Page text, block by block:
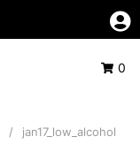
0
jan17_low_alcohol